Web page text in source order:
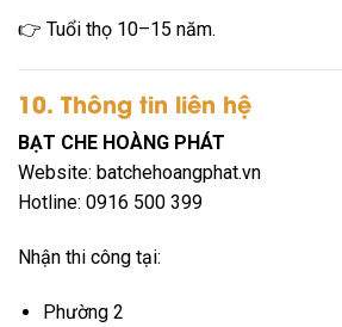
👉 Tuổi thọ 10–15 năm.
10. Thông tin liên hệ
BẠT CHE HOÀNG PHÁT
Website: batchehoangphat.vn
Hotline: 0916 500 399
Nhận thi công tại:
Phường 2